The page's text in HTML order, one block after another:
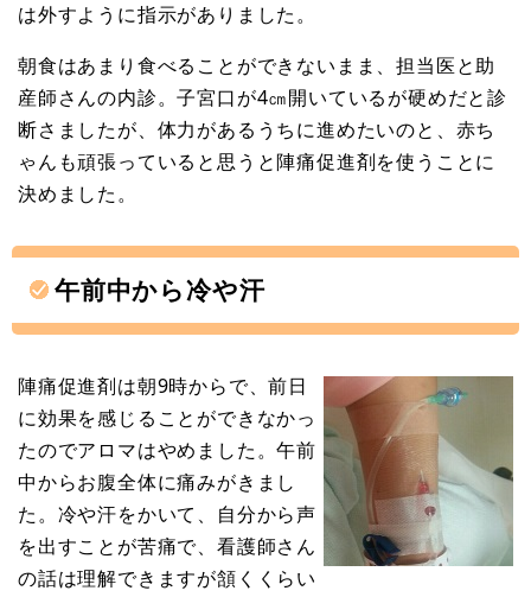
は外すように指示がありました。
朝食はあまり食べることができないまま、担当医と助
産師さんの内診。子宮口が4㎝開いているが硬めだと診
断さましたが、体力があるうちに進めたいのと、赤ち
ゃんも頑張っていると思うと陣痛促進剤を使うことに
決めました。
午前中から冷や汗
陣痛促進剤は朝9時からで、前日
に効果を感じることができなかっ
たのでアロマはやめました。午前
中からお腹全体に痛みがきまし
た。冷や汗をかいて、自分から声
を出すことが苦痛で、看護師さん
の話は理解できますが頷くくらい